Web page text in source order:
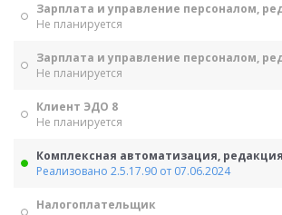
Зарплата и управление персоналом,
Не планируется
Зарплата и управление персоналом,
Не планируется
Клиент ЭДО 8
Не планируется
Комплексная автоматизация,
Реализовано 2.5.17.90 от 07.06.2024
Налогоплательщик